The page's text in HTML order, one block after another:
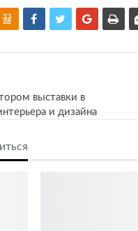
выставки в
и дизайна